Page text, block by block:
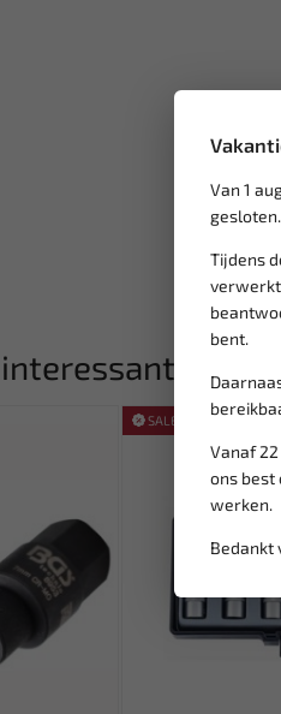
Van 1
gesloten.
Tijdens
bent.
Vanaf
ons best
werken.
Bedankt
SALE!